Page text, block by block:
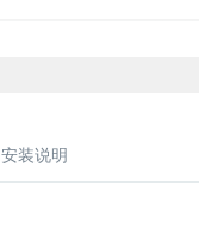
安装说明